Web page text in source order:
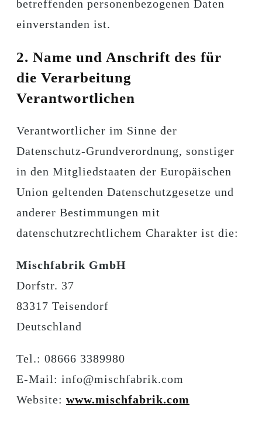
betreffenden personenbezogenen Daten
einverstanden ist.
2. Name und Anschrift des für
die Verarbeitung
Verantwortlichen
Verantwortlicher im Sinne der
Datenschutz-Grundverordnung, sonstiger
in den Mitgliedstaaten der Europäischen
Union geltenden Datenschutzgesetze und
anderer Bestimmungen mit
datenschutzrechtlichem Charakter ist die:
Mischfabrik GmbH
Dorfstr. 37
83317 Teisendorf
Deutschland
Tel.: 08666 3389980
E-Mail: info@mischfabrik.com
Website: www.mischfabrik.com